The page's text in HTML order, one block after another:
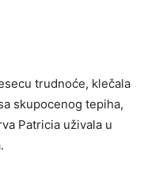
trudnoće, klečala
skupocenog tepiha,
Patricia uživala u